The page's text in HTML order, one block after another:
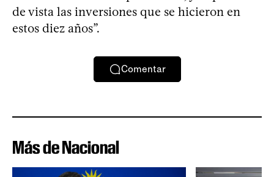
de vista las inversiones que se hicieron en
estos diez años”.
Comentar
Más de Nacional